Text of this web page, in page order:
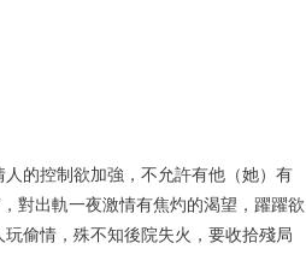
的控制欲加強，不允許有他（她）有
對出軌一夜激情有焦灼的渴望，躍躍欲
偷情，殊不知後院失火，要收拾殘局